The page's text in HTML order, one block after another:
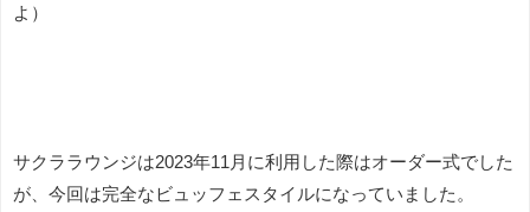
よ）
サクララウンジは2023年11月に利用した際はオーダー式でした
が、今回は完全なビュッフェスタイルになっていました。